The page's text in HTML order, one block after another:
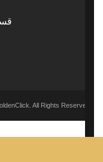
قسم
All Rights Reserved